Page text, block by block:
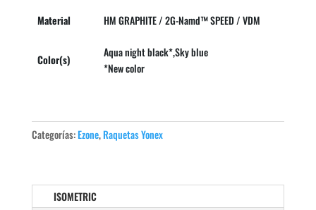
Material HM GRAPHITE / 2G-Namd™ SPEED / VDM
Color(s)
Aqua night black*,Sky blue
*New color
Categorías:Ezone,Raquetas Yonex
ISOMETRIC